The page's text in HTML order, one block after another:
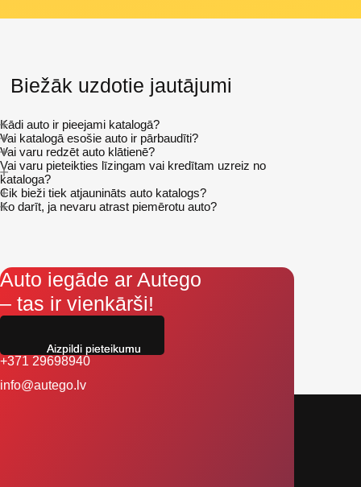
Biežāk uzdotie jautājumi
Kādi auto ir pieejami katalogā?
Vai katalogā esošie auto ir pārbaudīti?
Vai varu redzēt auto klātienē?
Vai varu pieteikties līzingam vai kredītam uzreiz no
kataloga?
Cik bieži tiek atjaunināts auto katalogs?
Ko darīt, ja nevaru atrast piemērotu auto?
Auto iegāde ar Autego
– tas ir vienkārši!
+371 29698940
info@autego.lv